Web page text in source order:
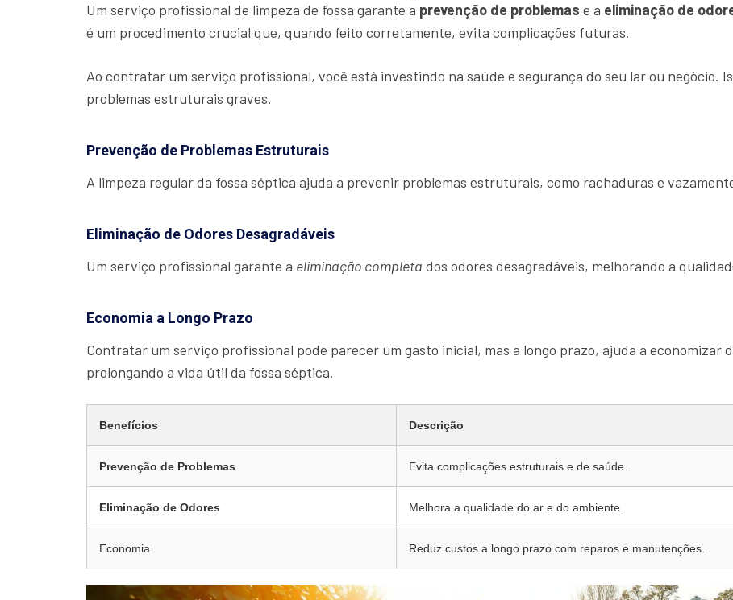
Um serviço profissional de limpeza de fossa garante a prevenção de problemas e a eliminação de
é um procedimento crucial que, quando feito corretamente, evita complicações futuras.
Ao contratar um serviço profissional, você está investindo na saúde e segurança do seu lar ou negócio.
problemas estruturais graves.
Prevenção de Problemas Estruturais
A limpeza regular da fossa séptica ajuda a prevenir problemas estruturais, como rachaduras e
Eliminação de Odores Desagradáveis
Um serviço profissional garante a eliminação completa dos odores desagradáveis, melhorando a
Economia a Longo Prazo
Contratar um serviço profissional pode parecer um gasto inicial, mas a longo prazo, ajuda a economizar
prolongando a vida útil da fossa séptica.
Benefícios Descrição
Prevenção de Problemas Evita complicações estruturais e de saúde.
Eliminação de Odores Melhora a qualidade do ar e do ambiente.
Economia Reduz custos a longo prazo com reparos e manutenções.